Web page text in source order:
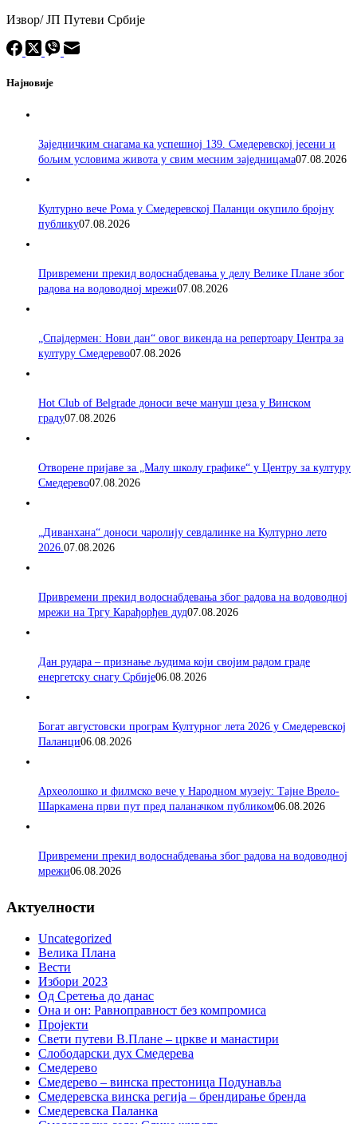
Извор/ ЈП Путеви Србије
Најновије
Заједничким снагама ка успешној 139. Смедеревској јесени и
бољим условима живота у свим месним заједницама07.08.2026
Културно вече Рома у Смедеревској Паланци окупило бројну
публику07.08.2026
Привремени прекид водоснабдевања у делу Велике Плане због
радова на водоводној мрежи07.08.2026
„Спајдермен: Нови дан“ овог викенда на репертоару Центра за
културу Смедерево07.08.2026
Hot Club of Belgrade доноси вече мануш џеза у Винском
граду07.08.2026
Отворене пријаве за „Малу школу графике“ у Центру за културу
Смедерево07.08.2026
„Диванхана“ доноси чаролију севдалинке на Културно лето
2026. 07.08.2026
Привремени прекид водоснабдевања због радова на водоводној
мрежи на Тргу Карађорђев дуд07.08.2026
Дан рудара – признање људима који својим радом граде
енергетску снагу Србије06.08.2026
Богат августовски програм Културног лета 2026 у Смедеревској
Паланци06.08.2026
Археолошко и филмско вече у Народном музеју: Тајне Врело-
Шаркамена први пут пред паланачком публиком06.08.2026
Привремени прекид водоснабдевања због радова на водоводној
мрежи06.08.2026
Актуелности
Uncategorized
Велика Плана
Вести
Избори 2023
Од Сретења до данас
Она и он: Равноправност без компромиса
Пројекти
Свети путеви В.Плане – цркве и манастири
Слободарски дух Смедерева
Смедерево
Смедерево – винска престоница Подунавља
Смедеревска винска регија – брендирање бренда
Смедеревска Паланка